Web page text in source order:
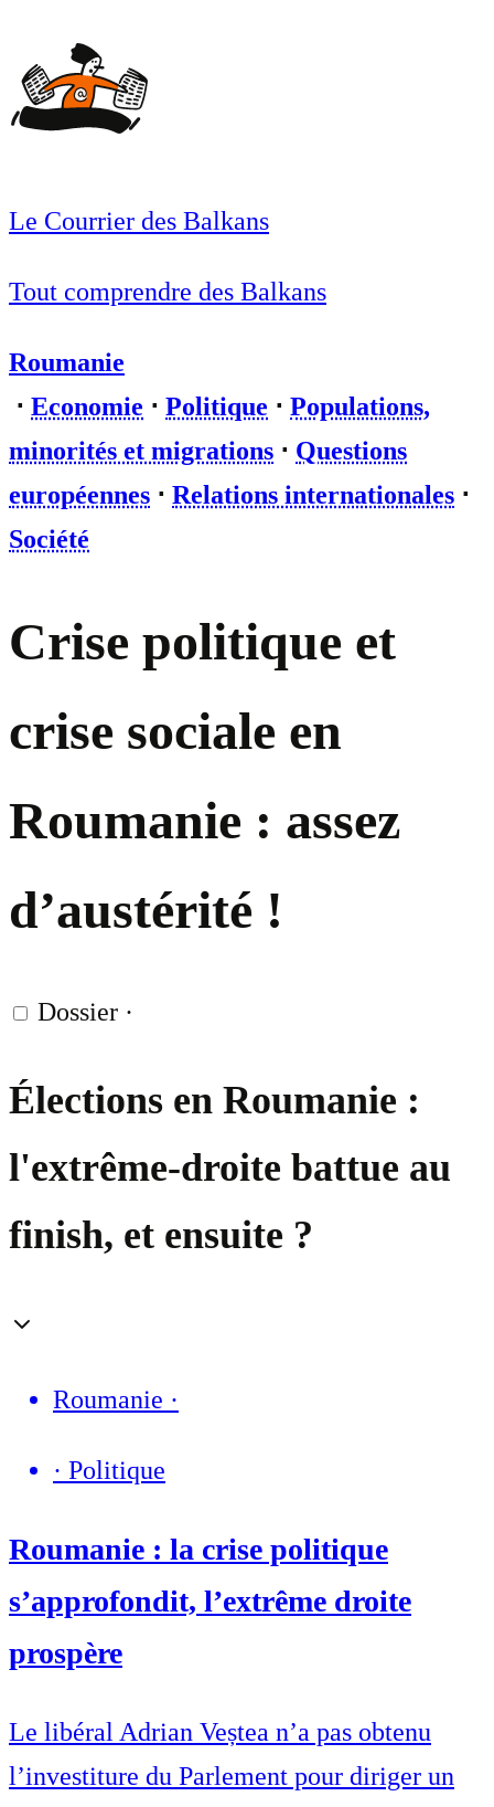
Le Courrier des Balkans
Tout comprendre des Balkans
Roumanie
⋅ Economie ⋅ Politique ⋅ Populations,
minorités et migrations ⋅ Questions
européennes ⋅ Relations internationales ⋅
Société
Crise politique et
crise sociale en
Roumanie : assez
d’austérité !
Dossier ·
Élections en Roumanie :
l'extrême-droite battue au
finish, et ensuite ?
Roumanie ·
· Politique
Roumanie : la crise politique
s’approfondit, l’extrême droite
prospère
Le libéral Adrian Veștea n’a pas obtenu
l’investiture du Parlement pour diriger un